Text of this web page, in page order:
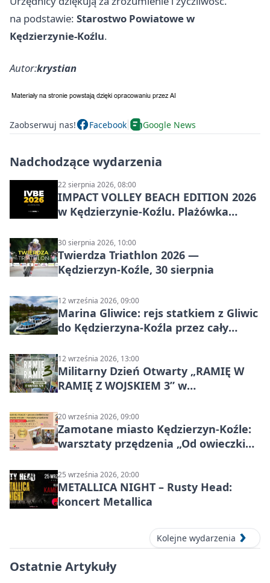
na podstawie: Starostwo Powiatowe w
Kędzierzynie-Koźlu.
Autor:krystian
Zaobserwuj nas! Facebook Google News
Nadchodzące wydarzenia
22 sierpnia 2026, 08:00
IMPACT VOLLEY BEACH EDITION 2026
w Kędzierzynie-Koźlu. Plażówka
30 sierpnia 2026, 10:00
Twierdza Triathlon 2026 —
Kędzierzyn-Koźle, 30 sierpnia
12 września 2026, 09:00
Marina Gliwice: rejs statkiem z Gliwic
do Kędzierzyna-Koźla przez cały
12 września 2026, 13:00
Militarny Dzień Otwarty „RAMIĘ W
RAMIĘ Z WOJSKIEM 3” w
20 września 2026, 09:00
Zamotane miasto Kędzierzyn-Koźle:
warsztaty przędzenia „Od owieczki
25 września 2026, 20:00
METALLICA NIGHT – Rusty Head:
koncert Metallica
Kolejne wydarzenia
Ostatnie Artykuły